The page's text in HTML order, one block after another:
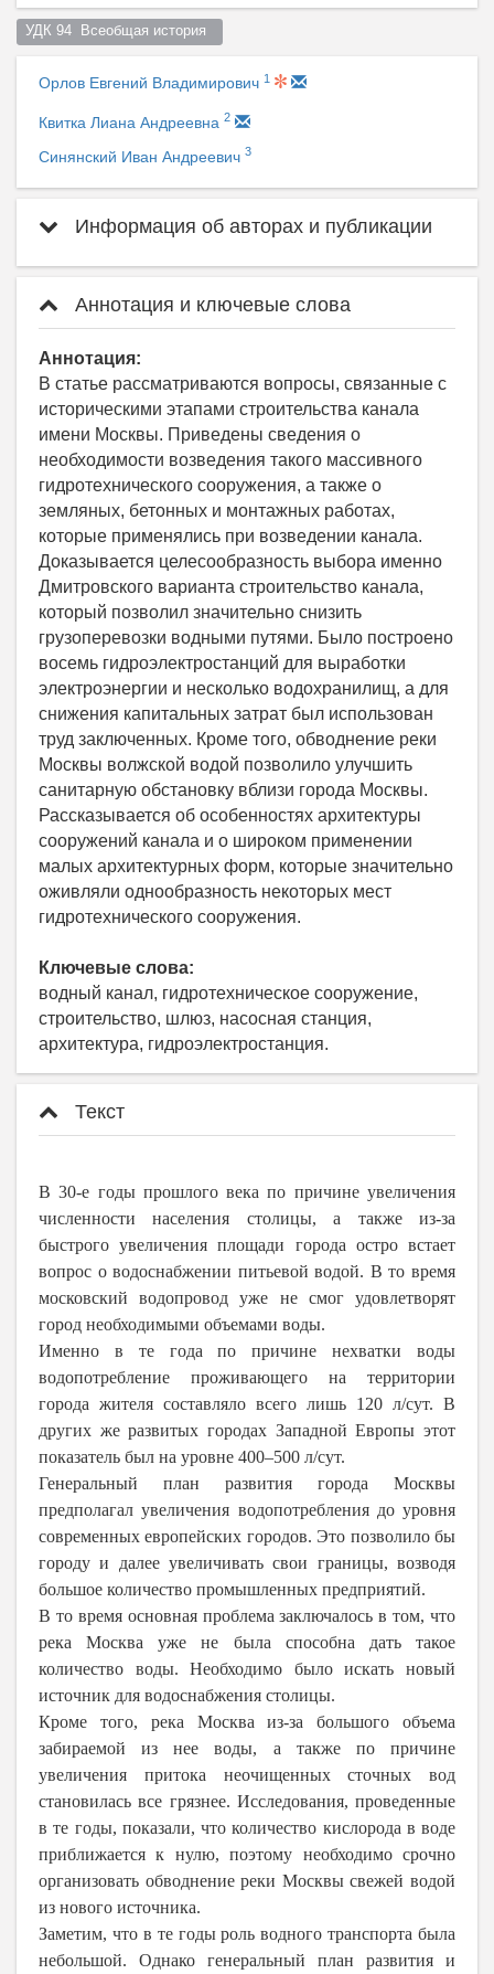
УДК 94  Всеобщая история
Орлов Евгений Владимирович 1
Квитка Лиана Андреевна 2
Синянский Иван Андреевич 3
Информация об авторах и публикации
Аннотация и ключевые слова
Аннотация:
В статье рассматриваются вопросы, связанные с
историческими этапами строительства канала
имени Москвы. Приведены сведения о
необходимости возведения такого массивного
гидротехнического сооружения, а также о
земляных, бетонных и монтажных работах,
которые применялись при возведении канала.
Доказывается целесообразность выбора именно
Дмитровского варианта строительство канала,
который позволил значительно снизить
грузоперевозки водными путями. Было построено
восемь гидроэлектростанций для выработки
электроэнергии и несколько водохранилищ, а для
снижения капитальных затрат был использован
труд заключенных. Кроме того, обводнение реки
Москвы волжской водой позволило улучшить
санитарную обстановку вблизи города Москвы.
Рассказывается об особенностях архитектуры
сооружений канала и о широком применении
малых архитектурных форм, которые значительно
оживляли однообразность некоторых мест
гидротехнического сооружения.
Ключевые слова:
водный канал, гидротехническое сооружение,
строительство, шлюз, насосная станция,
архитектура, гидроэлектростанция.
Текст
В 30-е годы прошлого века по причине увеличения
численности населения столицы, а также из-за
быстрого увеличения площади города остро встает
вопрос о водоснабжении питьевой водой. В то время
московский водопровод уже не смог удовлетворят
город необходимыми объемами воды.
Именно в те года по причине нехватки воды
водопотребление проживающего на территории
города жителя составляло всего лишь 120 л/сут. В
других же развитых городах Западной Европы этот
показатель был на уровне 400–500 л/сут.
Генеральный план развития города Москвы
предполагал увеличения водопотребления до уровня
современных европейских городов. Это позволило бы
городу и далее увеличивать свои границы, возводя
большое количество промышленных предприятий.
В то время основная проблема заключалось в том, что
река Москва уже не была способна дать такое
количество воды. Необходимо было искать новый
источник для водоснабжения столицы.
Кроме того, река Москва из-за большого объема
забираемой из нее воды, а также по причине
увеличения притока неочищенных сточных вод
становилась все грязнее. Исследования, проведенные
в те годы, показали, что количество кислорода в воде
приближается к нулю, поэтому необходимо срочно
организовать обводнение реки Москвы свежей водой
из нового источника.
Заметим, что в те годы роль водного транспорта была
небольшой. Однако генеральный план развития и